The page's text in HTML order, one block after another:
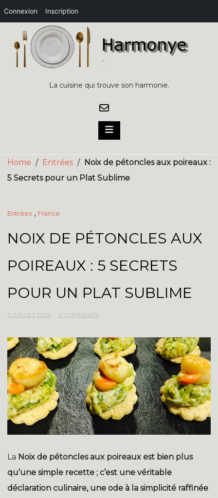
Connexion Inscription
content
La cuisine qui trouve son harmonie.
Home / Entrées /
Noix de pétoncles aux poireaux :
5 Secrets pour un Plat Sublime
Entrées , France
NOIX DE PÉTONCLES AUX
POIREAUX : 5 SECRETS
POUR UN PLAT SUBLIME
2 JUILLET 2026 0 COMMENTS
La Noix de pétoncles aux poireaux est bien plus
qu’une simple recette ; c’est une véritable
déclaration culinaire, une ode à la simplicité raffinée